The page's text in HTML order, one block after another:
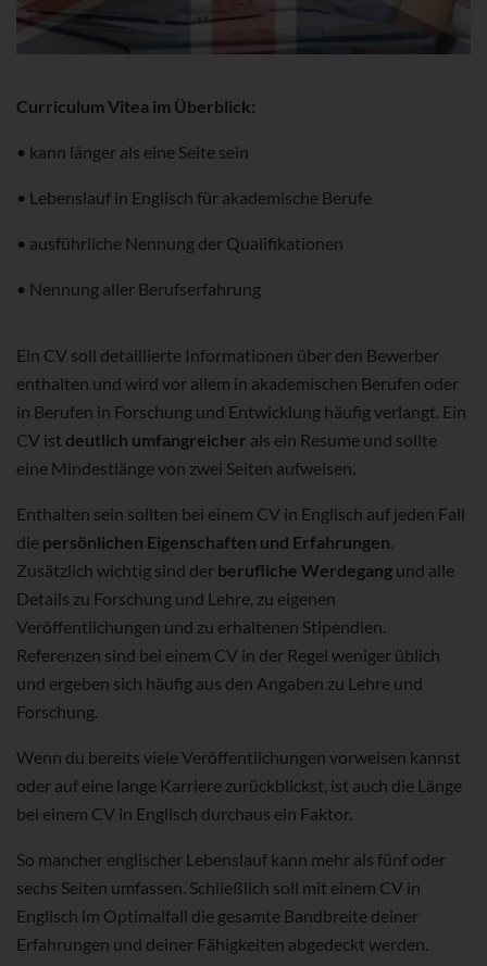
Curriculum Vitea im Überblick:
• kann länger als eine Seite sein
• Lebenslauf in Englisch für akademische Berufe
• ausführliche Nennung der Qualifikationen
• Nennung aller Berufserfahrung
Ein CV soll detaillierte Informationen über den Bewerber
enthalten und wird vor allem in akademischen Berufen oder
in Berufen in Forschung und Entwicklung häufig verlangt. Ein
CV ist deutlich umfangreicher als ein Resume und sollte
eine Mindestlänge von zwei Seiten aufweisen.
Enthalten sein sollten bei einem CV in Englisch auf jeden Fall
die persönlichen Eigenschaften und Erfahrungen.
Zusätzlich wichtig sind der berufliche Werdegang und alle
Details zu Forschung und Lehre, zu eigenen
Veröffentlichungen und zu erhaltenen Stipendien.
Referenzen sind bei einem CV in der Regel weniger üblich
und ergeben sich häufig aus den Angaben zu Lehre und
Forschung.
Wenn du bereits viele Veröffentlichungen vorweisen kannst
oder auf eine lange Karriere zurückblickst, ist auch die Länge
bei einem CV in Englisch durchaus ein Faktor.
So mancher englischer Lebenslauf kann mehr als fünf oder
sechs Seiten umfassen. Schließlich soll mit einem CV in
Englisch im Optimalfall die gesamte Bandbreite deiner
Erfahrungen und deiner Fähigkeiten abgedeckt werden.